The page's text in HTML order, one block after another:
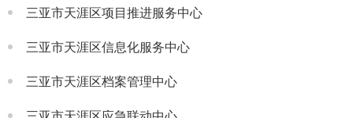
三亚市天涯区项目推进服务中心
三亚市天涯区信息化服务中心
三亚市天涯区档案管理中心